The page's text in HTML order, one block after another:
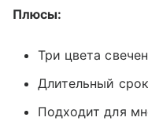
Плюсы:
Три цвета
Длительный
Подходит для